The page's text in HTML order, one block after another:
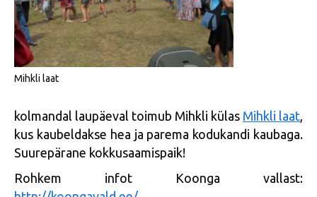
Mihkli laat
kolmandal laupäeval toimub Mihkli külas Mihkli laat,
kus kaubeldakse hea ja parema kodukandi kaubaga.
Suurepärane kokkusaamispaik!
Rohkem infot Koonga vallast: